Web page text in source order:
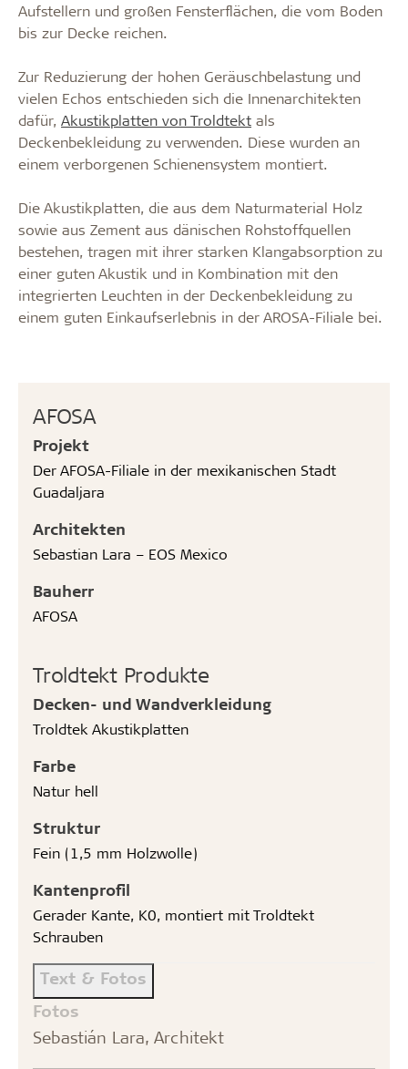
AFOSA
Projekt
Der AFOSA-Filiale in der mexikanischen Stadt
Guadaljara
Architekten
Sebastian Lara – EOS Mexico
Bauherr
AFOSA
Troldtekt Produkte
Decken- und Wandverkleidung
Troldtek Akustikplatten
Farbe
Natur hell
Struktur
Fein (1,5 mm Holzwolle)
Kantenprofil
Gerader Kante, K0, montiert mit Troldtekt
Schrauben
Text & Fotos
Fotos
Sebastián Lara, Architekt
Aufstellern und großen Fensterflächen, die vom Boden
bis zur Decke reichen.
Zur Reduzierung der hohen Geräuschbelastung und
vielen Echos entschieden sich die Innenarchitekten
dafür, Akustikplatten von Troldtekt als
Deckenbekleidung zu verwenden. Diese wurden an
einem verborgenen Schienensystem montiert.
Die Akustikplatten, die aus dem Naturmaterial Holz
sowie aus Zement aus dänischen Rohstoffquellen
bestehen, tragen mit ihrer starken Klangabsorption zu
einer guten Akustik und in Kombination mit den
integrierten Leuchten in der Deckenbekleidung zu
einem guten Einkaufserlebnis in der AROSA-Filiale bei.